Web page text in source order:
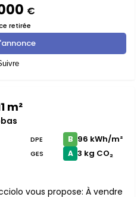
€
retirée
m²
DPE B 96 kWh/m²
GES A 3 kg CO₂
vous propose: À vendre